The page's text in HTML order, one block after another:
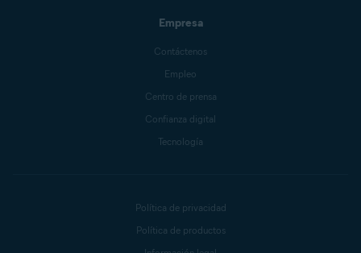
Empresa
Contáctenos
Empleo
Centro de prensa
Confianza digital
Tecnología
Política de privacidad
Política de productos